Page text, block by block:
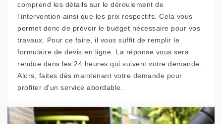
comprend les détails sur le déroulement de
l'intervention ainsi que les prix respectifs. Cela vous
permet donc de prévoir le budget nécessaire pour vos
travaux. Pour ce faire, il vous suffit de remplir le
formulaire de devis en ligne. La réponse vous sera
rendue dans les 24 heures qui suivent votre demande.
Alors, faites dès maintenant votre demande pour
profiter d'un service abordable.